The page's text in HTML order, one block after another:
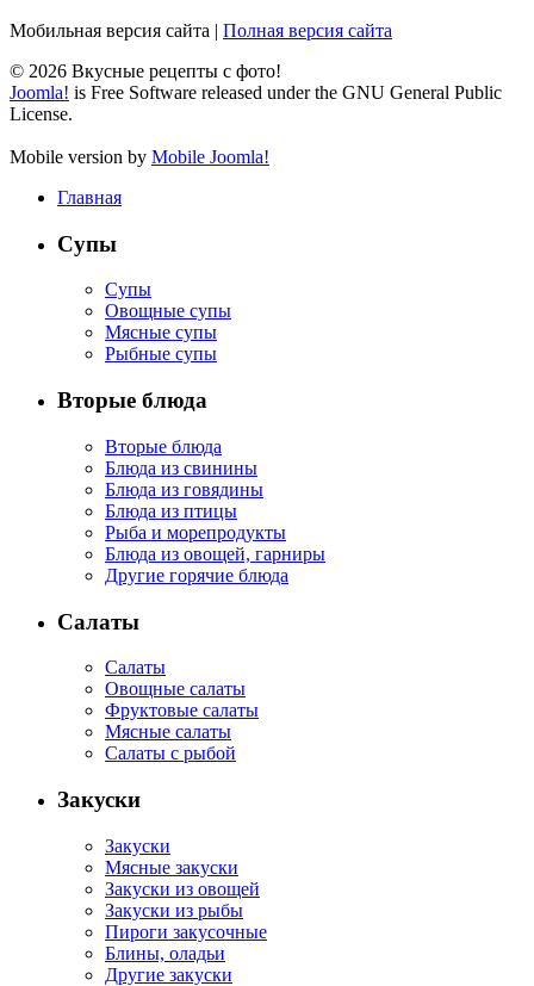
Мобильная версия сайта | Полная версия сайта
© 2026 Вкусные рецепты с фото!
Joomla! is Free Software released under the GNU General Public
License.
Mobile version by Mobile Joomla!
Главная
Супы
Супы
Овощные супы
Мясные супы
Рыбные супы
Вторые блюда
Вторые блюда
Блюда из свинины
Блюда из говядины
Блюда из птицы
Рыба и морепродукты
Блюда из овощей, гарниры
Другие горячие блюда
Салаты
Салаты
Овощные салаты
Фруктовые салаты
Мясные салаты
Салаты с рыбой
Закуски
Закуски
Мясные закуски
Закуски из овощей
Закуски из рыбы
Пироги закусочные
Блины, оладьи
Другие закуски